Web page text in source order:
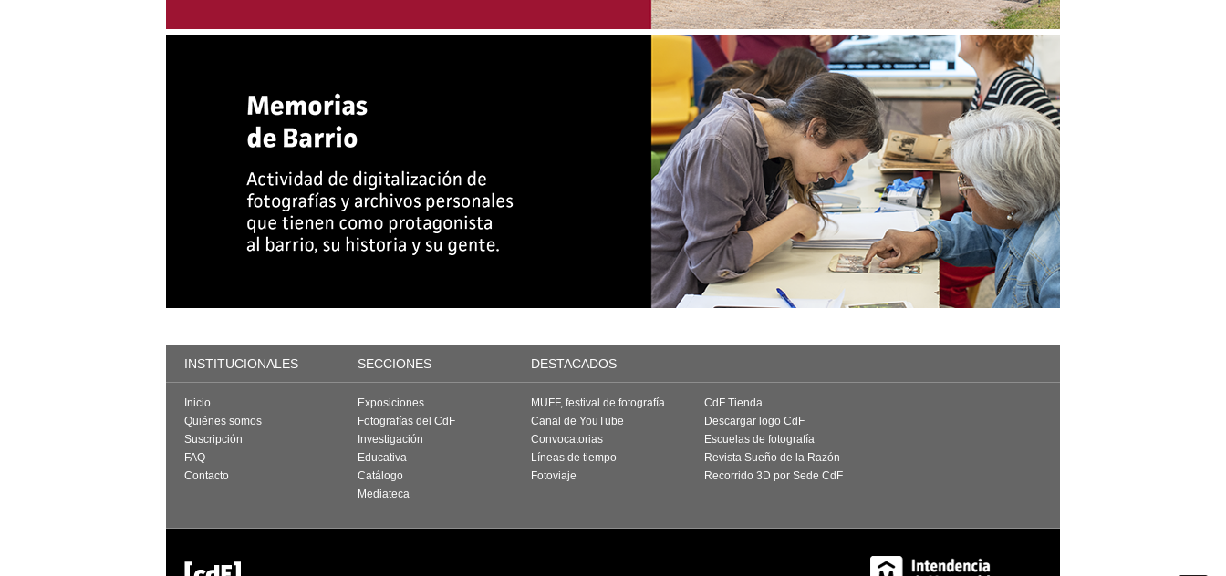
INSTITUCIONALES SECCIONES DESTACADOS
Inicio
Quiénes somos
Suscripción
FAQ
Contacto
Exposiciones
Fotografías del CdF
Investigación
Educativa
Catálogo
Mediateca
MUFF, festival de fotografía
Canal de YouTube
Convocatorias
Líneas de tiempo
Fotoviaje
CdF Tienda
Descargar logo CdF
Escuelas de fotografía
Revista Sueño de la Razón
Recorrido 3D por Sede CdF